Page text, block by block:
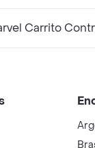
Carrito